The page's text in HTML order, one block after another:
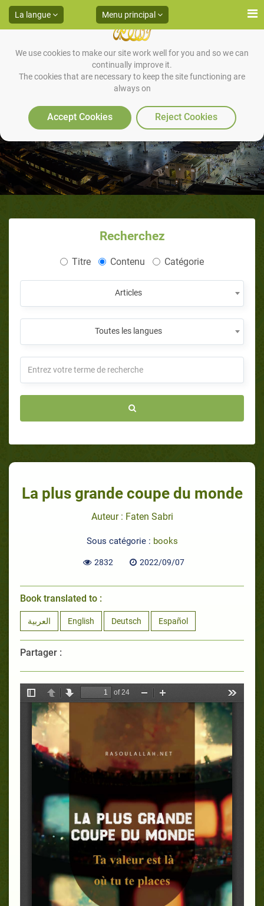
We use cookies to make our site work well for you and so we can
continually improve it.
The cookies that are necessary to keep the site functioning are
always on
Accept Cookies Reject Cookies
La langue Menu principal
La plus grande coupe du monde
Recherchez
Titre Contenu Catégorie
Articles
Toutes les langues
La plus grande coupe du monde
Auteur : Faten Sabri
Sous catégorie : books
2832 2022/09/07
Book translated to :
العربية English Deutsch Español
Partager :